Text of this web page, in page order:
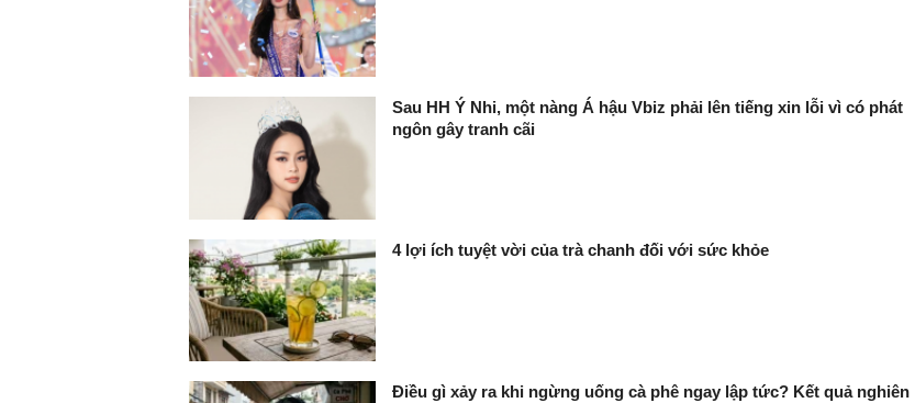
Sau HH Ý Nhi, một nàng Á hậu Vbiz phải lên tiếng xin lỗi vì có phát
ngôn gây tranh cãi
4 lợi ích tuyệt vời của trà chanh đối với sức khỏe
Điều gì xảy ra khi ngừng uống cà phê ngay lập tức? Kết quả nghiên